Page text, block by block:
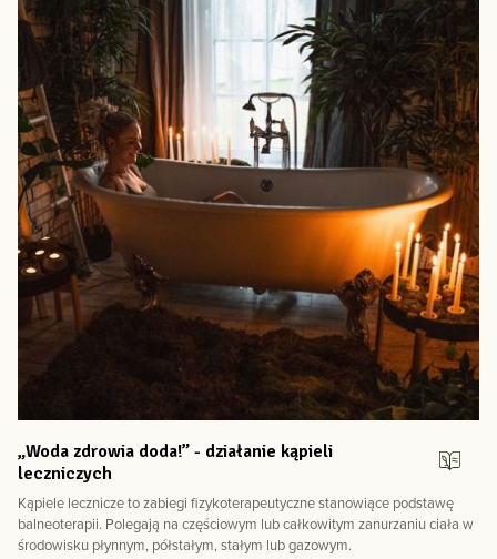
„Woda zdrowia doda!” - działanie kąpieli
leczniczych
Kąpiele lecznicze to zabiegi fizykoterapeutyczne stanowiące podstawę
balneoterapii. Polegają na częściowym lub całkowitym zanurzaniu ciała w
środowisku płynnym, półstałym, stałym lub gazowym.